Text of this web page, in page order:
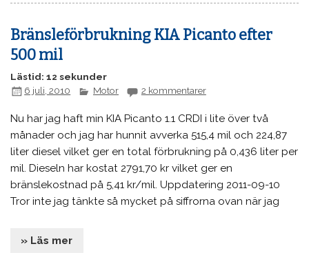
Bränsleförbrukning KIA Picanto efter
500 mil
Lästid: 12 sekunder
6 juli, 2010
Motor 2 kommentarer
Nu har jag haft min KIA Picanto 1.1 CRDI i lite över två
månader och jag har hunnit avverka 515,4 mil och 224,87
liter diesel vilket ger en total förbrukning på 0,436 liter per
mil. Dieseln har kostat 2791,70 kr vilket ger en
bränslekostnad på 5,41 kr/mil. Uppdatering 2011-09-10
Tror inte jag tänkte så mycket på siffrorna ovan när jag
» Läs mer